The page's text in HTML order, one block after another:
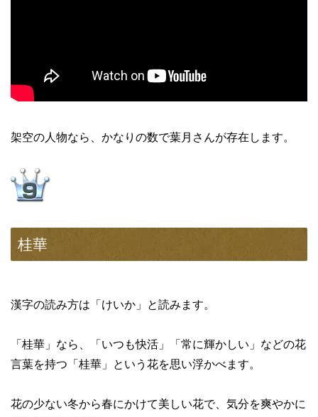
架空の人物なら、かなりの数で葉月さんが存在します。
桂華
漢字の読み方は「けいか」と読みます。
「桂華」なら、「いつも快活」「常に輝かしい」などの花
言葉を持つ「桂華」という花を思い浮かべます。
花の少ない冬から春にかけて美しい花で、気分を爽やかに